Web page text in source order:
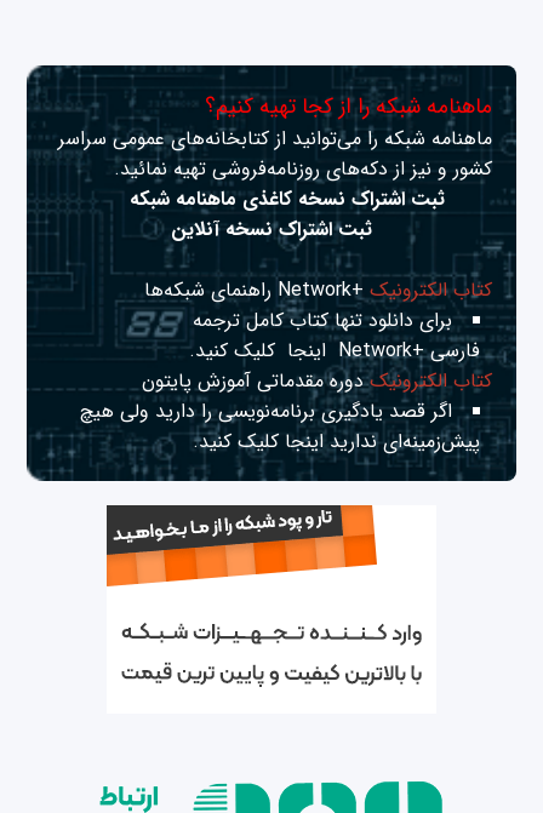
ماهنامه شبکه را از کجا تهیه کنیم؟
ماهنامه شبکه را می‌توانید از کتابخانه‌های عمومی سراسر
کشور و نیز از دکه‌های روزنامه‌فروشی تهیه نمائید.
ثبت اشتراک نسخه کاغذی ماهنامه شبکه
ثبت اشتراک نسخه آنلاین
کتاب الکترونیک+Network راهنمای شبکه‌ها
برای دانلود تنها کتاب کامل ترجمه
فارسی +Network
اینجا کلیک کنید.
کتاب الکترونیکدوره مقدماتی آموزش پایتون
اگر قصد یادگیری برنامه‌نویسی را دارید ولی هیچ
پیش‌زمینه‌ای نداریداینجا کلیک کنید.